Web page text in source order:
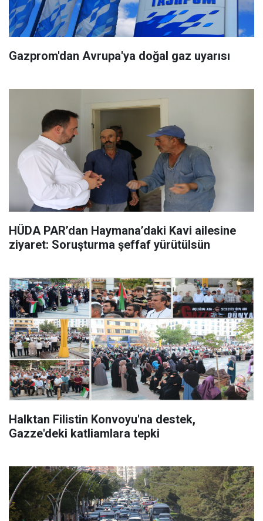
Gazprom'dan Avrupa'ya doğal gaz uyarısı
HÜDA PAR’dan Haymana’daki Kavi ailesine
ziyaret: Soruşturma şeffaf yürütülsün
Halktan Filistin Konvoyu'na destek,
Gazze'deki katliamlara tepki